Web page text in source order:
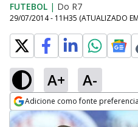
FUTEBOL | Do R7
29/07/2014 - 11H35 (ATUALIZADO EM
A+ A-
Adicione como fonte
Opens in new window